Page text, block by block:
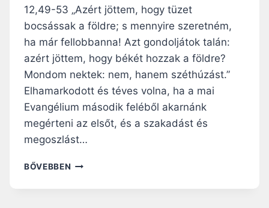
S
Z
T
B
E
N
Ü
N
É
12,49-53 „Azért jöttem, hogy tüzet
bocsássak a földre; s mennyire szeretném,
ha már fellobbanna! Azt gondoljátok talán:
azért jöttem, hogy békét hozzak a földre?
Mondom nektek: nem, hanem széthúzást.”
Elhamarkodott és téves volna, ha a mai
Evangélium második feléből akarnánk
megérteni az elsőt, és a szakadást és
megoszlást…
BŐVEBBEN N